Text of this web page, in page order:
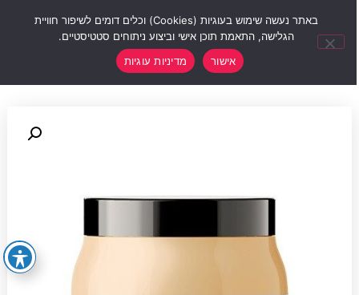
באתר נעשה שימוש בעוגיות (Cookies) וכלים דומים לשיפור חוויית
הגלישה, התאמת תוכן אישי וביצוע ניתוחים סטטיסטיים.
אישור
מדיניות עוגיות